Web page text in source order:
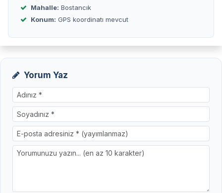
Mahalle: Bostancık
Konum: GPS koordinatı mevcut
Yorum Yaz